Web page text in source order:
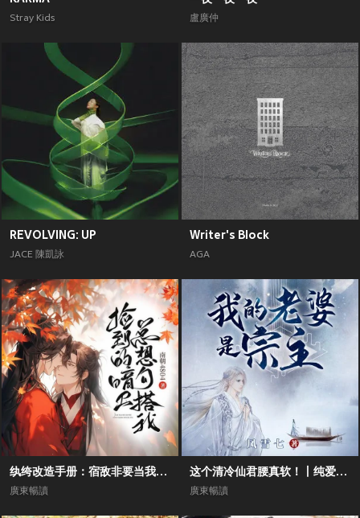
Stray Kids 盧廣仲
REVOLVING: UP
JACE 陳凱詠
Writer's Block
AGA
纨绔改造手册：宿敌非要当我的男德班主丨双男主纯爱甜宠霸道反派
廣東暢讀
这个清冷仙君腰真软！丨纯爱向丨双男主丨修仙前世今生丨追妻甜宠
廣東暢讀